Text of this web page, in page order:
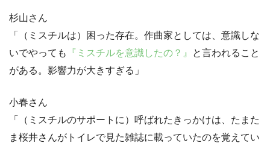
杉山さん
「（ミスチルは）困った存在。作曲家としては、意識しな
いでやっても
『ミスチルを意識したの？』
と言われること
がある。影響力が大きすぎる」
小春さん
「（ミスチルのサポートに）呼ばれたきっかけは、たまた
ま桜井さんがトイレで見た雑誌に載っていたのを覚えてい